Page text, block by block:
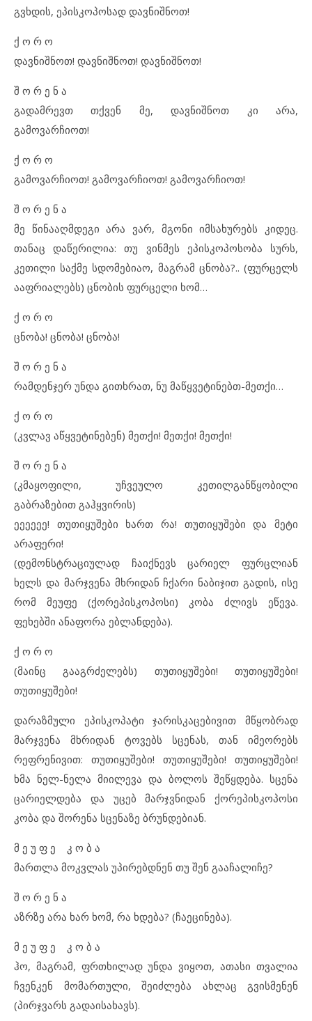
გვხდის, ეპისკოპოსად დავნიშნოთ!
ქ ო რ ო
დავნიშნოთ! დავნიშნოთ! დავნიშნოთ!
შ ო რ ე ნ ა
გადამრევთ თქვენ მე, დავნიშნოთ კი არა,
გამოვარჩიოთ!
ქ ო რ ო
გამოვარჩიოთ! გამოვარჩიოთ! გამოვარჩიოთ!
შ ო რ ე ნ ა
მე წინააღმდეგი არა ვარ, მგონი იმსახურებს კიდეც.
თანაც დაწერილია: თუ ვინმეს ეპისკოპოსობა სურს,
კეთილი საქმე სდომებიაო, მაგრამ ცნობა?.. (ფურცელს
ააფრიალებს) ცნობის ფურცელი ხომ…
ქ ო რ ო
ცნობა! ცნობა! ცნობა!
შ ო რ ე ნ ა
რამდენჯერ უნდა გითხრათ, ნუ მაწყვეტინებთ-მეთქი…
ქ ო რ ო
(კვლავ აწყვეტინებენ) მეთქი! მეთქი! მეთქი!
შ ო რ ე ნ ა
(კმაყოფილი, უჩვეულო კეთილგანწყობილი
გაბრაზებით გაჰყვირის)
ეეეეეე! თუთიყუშები ხართ რა! თუთიყუშები და მეტი
არაფერი!
(დემონსტრაციულად ჩაიქნევს ცარიელ ფურცლიან
ხელს და მარჯვენა მხრიდან ჩქარი ნაბიჯით გადის, ისე
რომ მეუფე (ქორეპისკოპოსი) კობა ძლივს ეწევა.
ფეხებში ანაფორა ებლანდება).
ქ ო რ ო
(მაინც გააგრძელებს) თუთიყუშები! თუთიყუშები!
თუთიყუშები!
დარაზმული ეპისკოპატი ჯარისკაცებივით მწყობრად
მარჯვენა მხრიდან ტოვებს სცენას, თან იმეორებს
რეფრენივით: თუთიყუშები! თუთიყუშები! თუთიყუშები!
ხმა ნელ-ნელა მიილევა და ბოლოს შეწყდება. სცენა
ცარიელდება და უცებ მარჯვნიდან ქორეპისკოპოსი
კობა და შორენა სცენაზე ბრუნდებიან.
მ ე უ ფ ე კ ო ბ ა
მართლა მოკვლას უპირებდნენ თუ შენ გააჩალიჩე?
შ ო რ ე ნ ა
აზრზე არა ხარ ხომ, რა ხდება? (ჩაეცინება).
მ ე უ ფ ე კ ო ბ ა
ჰო, მაგრამ, ფრთხილად უნდა ვიყოთ, ათასი თვალია
ჩვენკენ მომართული, შეიძლება ახლაც გვისმენენ
(პირჯვარს გადაისახავს).